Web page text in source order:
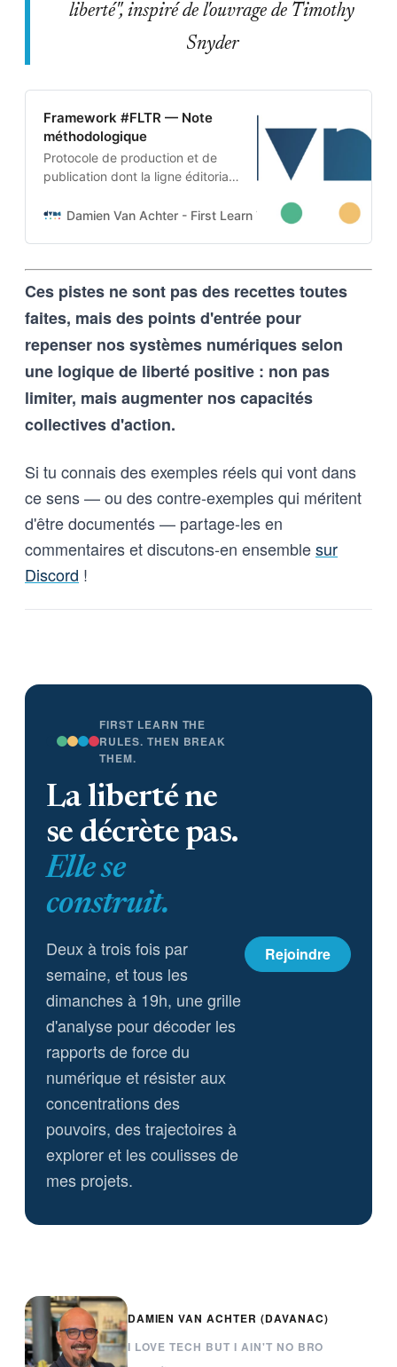
liberté", inspiré de l'ouvrage de Timothy
Snyder
Framework #FLTR — Note
méthodologique
Protocole de production et de
publication dont la ligne éditoriale
projet. Cette architecture auto-
techniques, imposées tant aux
outils d’intelligence artificielle
et vice-versa
Damien Van Achter - First Learn The Rules. Then Break
Ces pistes ne sont pas des recettes toutes
faites, mais des points d'entrée pour
repenser nos systèmes numériques selon
une logique de liberté positive : non pas
limiter, mais augmenter nos capacités
collectives d'action.
Si tu connais des exemples réels qui vont dans
ce sens — ou des contre-exemples qui méritent
d'être documentés — partage-les en
commentaires et discutons-en ensemblesur
Discord !
FIRST LEARN THE
RULES. THEN BREAK
THEM.
La liberté ne
se décrète pas.
Elle se
construit.
Deux à trois fois par
semaine, et tous les
dimanches à 19h, une grille
d'analyse pour décoder les
rapports de force du
numérique et résister aux
concentrations des
pouvoirs, des trajectoires à
explorer et les coulisses de
mes projets.
Rejoindre
DAMIEN VAN ACHTER (DAVANAC)
I LOVE TECH BUT I AIN'T NO BRO